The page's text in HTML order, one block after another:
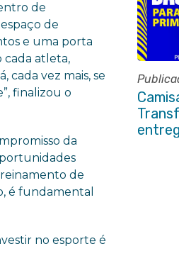
de
de
e uma porta
cada atleta,
cada vez mais, se
finalizou o
da
de
é fundamental
no esporte é